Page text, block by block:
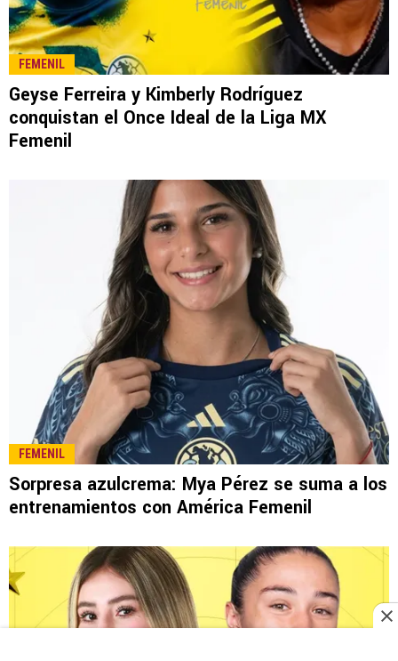
FEMENIL
Geyse Ferreira y Kimberly Rodríguez
conquistan el Once Ideal de la Liga MX
Femenil
FEMENIL
Sorpresa azulcrema: Mya Pérez se suma a los
entrenamientos con América Femenil